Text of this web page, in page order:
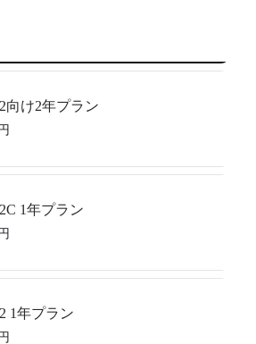
向け2年プラン
数料をお支払いいただく必要があります。また、
保証も適用されます。
Link 2を購入済みでアクティベーションして
（Service Agreement）をご参照ください。
1年プラン
1年以内に2回までの交換サービスを提供します。
製品を交換し、往復の送料を負担します。 ご利用
1年プラン